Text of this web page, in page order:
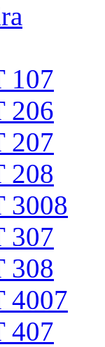
107
206
207
208
3008
307
308
4007
407